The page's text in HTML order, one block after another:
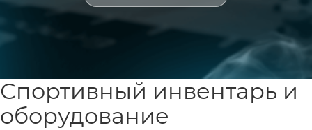
Спортивный инвентарь и
оборудование